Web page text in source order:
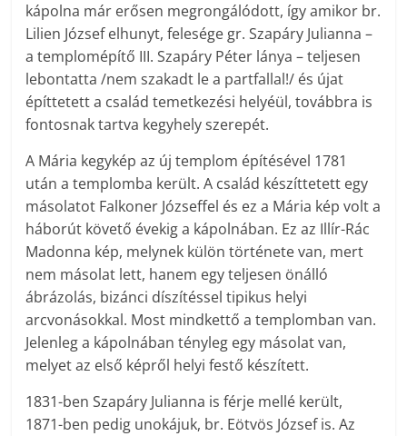
kápolna már erősen megrongálódott, így amikor br.
Lilien József elhunyt, felesége gr. Szapáry Julianna –
a templomépítő III. Szapáry Péter lánya – teljesen
lebontatta /nem szakadt le a partfallal!/ és újat
építtetett a család temetkezési helyéül, továbbra is
fontosnak tartva kegyhely szerepét.
A Mária kegykép az új templom építésével 1781
után a templomba került. A család készíttetett egy
másolatot Falkoner Józseffel és ez a Mária kép volt a
háborút követő évekig a kápolnában. Ez az Illír-Rác
Madonna kép, melynek külön története van, mert
nem másolat lett, hanem egy teljesen önálló
ábrázolás, bizánci díszítéssel tipikus helyi
arcvonásokkal. Most mindkettő a templomban van.
Jelenleg a kápolnában tényleg egy másolat van,
melyet az első képről helyi festő készített.
1831-ben Szapáry Julianna is férje mellé került,
1871-ben pedig unokájuk, br. Eötvös József is. Az